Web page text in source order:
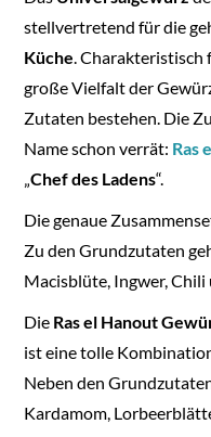
stellvertretend für die
Küche. Charakteristisch
große Vielfalt der
Zutaten bestehen. Die
Name schon verrät: Ras
„Chef des Ladens“.
Die genaue
Zu den Grundzutaten
Macisblüte, Ingwer, Chili
Die Ras el Hanout
ist eine tolle
Neben den
Kardamom,